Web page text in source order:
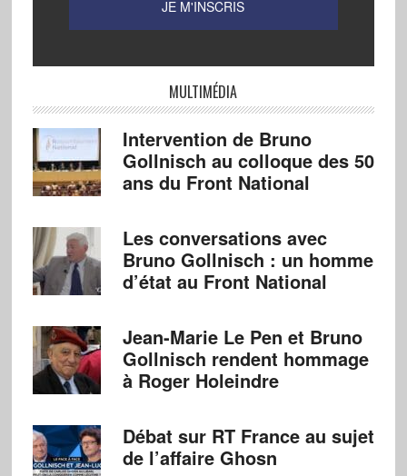
MULTIMÉDIA
Intervention de Bruno
Gollnisch au colloque des 50
ans du Front National
Les conversations avec
Bruno Gollnisch : un homme
d’état au Front National
Jean-Marie Le Pen et Bruno
Gollnisch rendent hommage
à Roger Holeindre
Débat sur RT France au sujet
de l’affaire Ghosn